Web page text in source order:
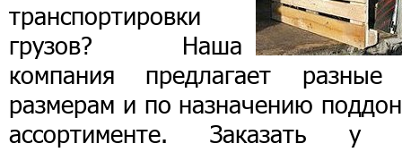
транспортировки
грузов? Наша
компания предлагает
размерам и по назначению
ассортименте. Заказать у